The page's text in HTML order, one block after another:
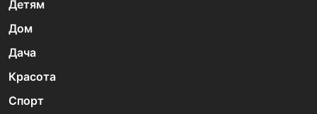
Детям
Дом
Дача
Красота
Спорт